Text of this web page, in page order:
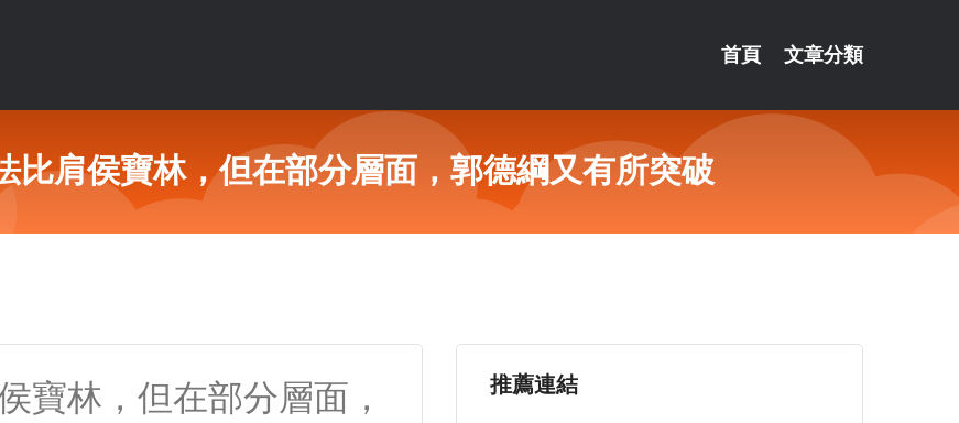
首頁 文章分類
比肩侯寶林，但在部分層面，郭德綱又有所突破
寶林，但在部分層面，
推薦連結